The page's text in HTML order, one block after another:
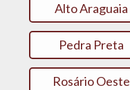
Alto Araguaia
Pedra Preta
Rosário Oeste